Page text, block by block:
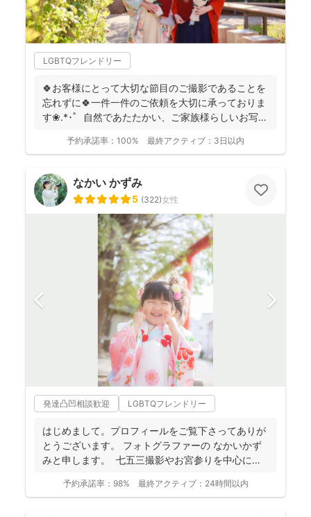
LGBTQフレンドリー
🍀お客様にとって大切な節目のご撮影であることを
忘れずに🍀一件一件のご依頼を大切に承っておりま
す❀.*･ﾟ 自然であたたかい、ご家族様らしいお写真
予約承諾率： 100% 最終アクティブ： 3日以内
なかい かずみ
5 (322)女性
発達凸凹相談歓迎 LGBTQフレンドリー
はじめまして。プロフィールをご覧下さってありが
とうございます。 フォトグラファーの なかいかず
みと申します。 七五三撮影やお宮参りを中心に家
予約承諾率： 98% 最終アクティブ： 24時間以内